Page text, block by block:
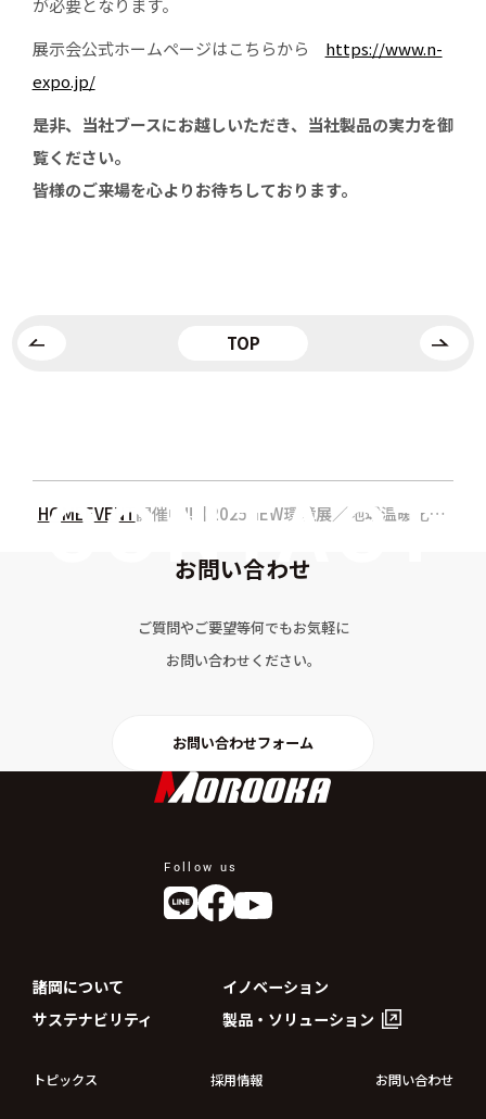
が必要となります。
展示会公式ホームページはこちらから https://www.n-
expo.jp/
是非、当社ブースにお越しいただき、当社製品の実力を御
覧ください。
皆様のご来場を心よりお待ちしております。
TOP
HOMEEVENT 開催中!!【2025NEW環境展／地球温暖化防止展】
お問い合わせ
ご質問やご要望等何でもお気軽に
お問い合わせください。
お問い合わせフォーム
Follow us
諸岡について
イノベーション
サステナビリティ
製品・ソリューション
トピックス 採用情報 お問い合わせ